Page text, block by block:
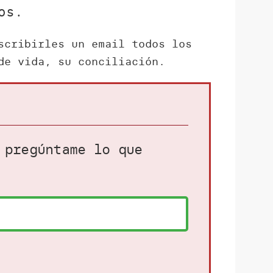
un email todos los
vida, su conciliación.
lo que